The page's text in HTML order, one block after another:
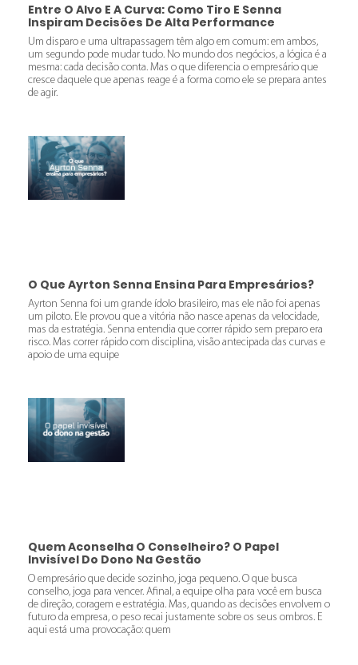
Entre O Alvo E A Curva: Como Tiro E Senna
Inspiram Decisões De Alta Performance
Um disparo e uma ultrapassagem têm algo em comum: em ambos,
um segundo pode mudar tudo. No mundo dos negócios, a lógica é a
mesma: cada decisão conta. Mas o que diferencia o empresário que
cresce daquele que apenas reage é a forma como ele se prepara antes
de agir.
O Que Ayrton Senna Ensina Para Empresários?
Ayrton Senna foi um grande ídolo brasileiro, mas ele não foi apenas
um piloto. Ele provou que a vitória não nasce apenas da velocidade,
mas da estratégia. Senna entendia que correr rápido sem preparo era
risco. Mas correr rápido com disciplina, visão antecipada das curvas e
apoio de uma equipe
Quem Aconselha O Conselheiro? O Papel
Invisível Do Dono Na Gestão
O empresário que decide sozinho, joga pequeno. O que busca
conselho, joga para vencer. Afinal, a equipe olha para você em busca
de direção, coragem e estratégia. Mas, quando as decisões envolvem o
futuro da empresa, o peso recai justamente sobre os seus ombros. E
aqui está uma provocação: quem